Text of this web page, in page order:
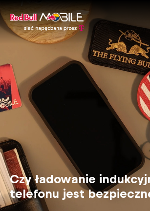
Czy ładowanie
telefonu jest